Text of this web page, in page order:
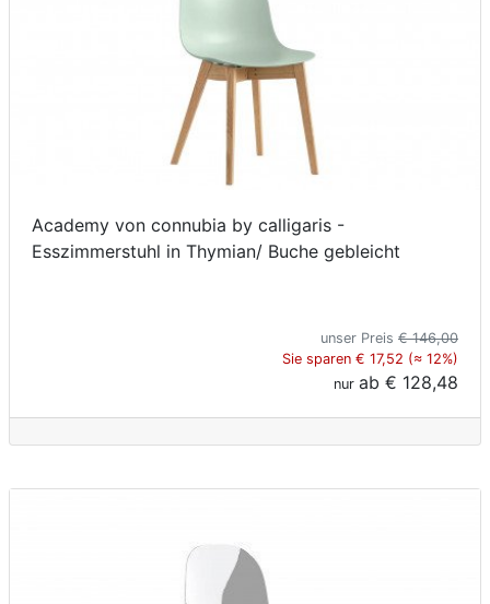
Academy von connubia by calligaris -
Esszimmerstuhl in Thymian/ Buche gebleicht
unser Preis € 146,00
Sie sparen € 17,52 (≈ 12%)
nur ab € 128,48